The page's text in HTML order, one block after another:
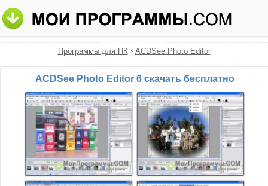
Программы для ПК› ACDSee Photo Editor
ACDSee Photo Editor 6 скачать бесплатно